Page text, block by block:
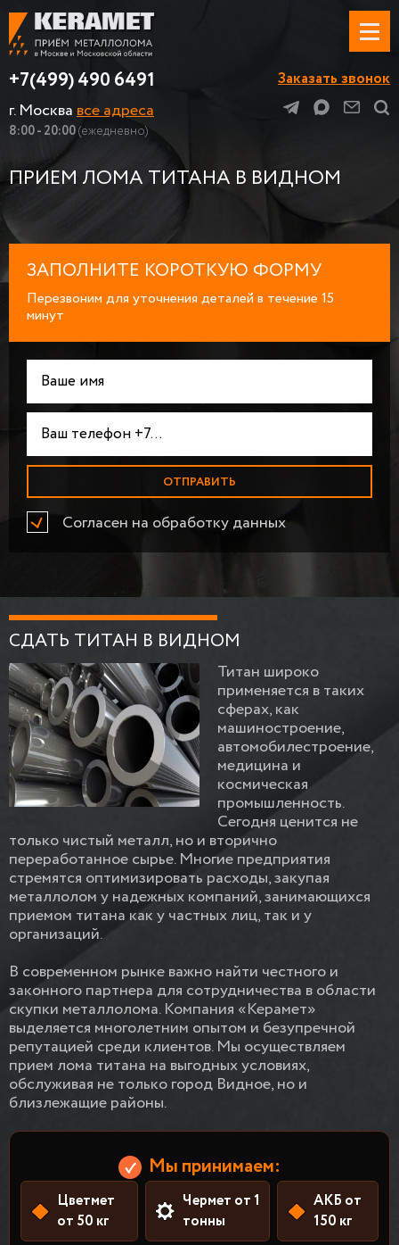
+7(499) 490 6491
г. Москвавсе адреса
8:00 - 20:00(ежедневно)
Заказать звонок
ПРИЕМ ЛОМА ТИТАНА В ВИДНОМ
ЗАПОЛНИТЕ КОРОТКУЮ ФОРМУ
Перезвоним для уточнения деталей в течение 15
минут
Согласен на обработку данных
СДАТЬ ТИТАН В ВИДНОМ
Титан широко
применяется в таких
сферах, как
машиностроение,
автомобилестроение,
медицина и
космическая
промышленность.
Сегодня ценится не
только чистый металл, но и вторично
переработанное сырье. Многие предприятия
стремятся оптимизировать расходы, закупая
металлолом у надежных компаний, занимающихся
приемом титана как у частных лиц, так и у
организаций.
В современном рынке важно найти честного и
законного партнера для сотрудничества в области
скупки металлолома. Компания «Керамет»
выделяется многолетним опытом и безупречной
репутацией среди клиентов. Мы осуществляем
прием лома титана на выгодных условиях,
обслуживая не только город Видное, но и
близлежащие районы.
Мы принимаем:
Цветмет
от 50 кг
Чермет от 1
тонны
АКБ от
150 кг